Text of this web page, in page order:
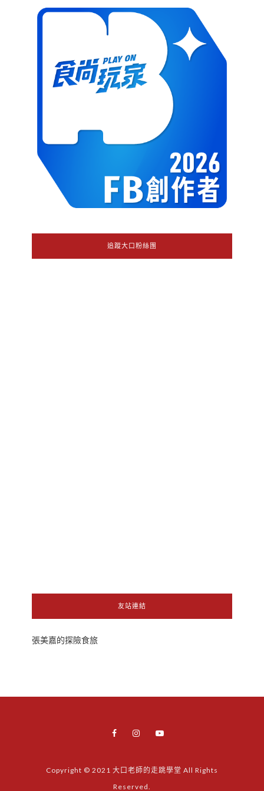
追蹤大口粉絲團
友站連結
張美嘉的探險食旅
Copyright © 2021 大口老師的走跳學堂 All Rights
Reserved.